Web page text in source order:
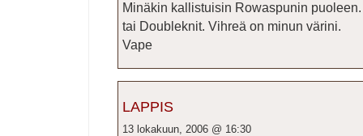
Minäkin kallistuisin Rowaspunin
tai Doubleknit. Vihreä on minun värini.
Vape
LAPPIS
13 lokakuun, 2006 @ 16:30